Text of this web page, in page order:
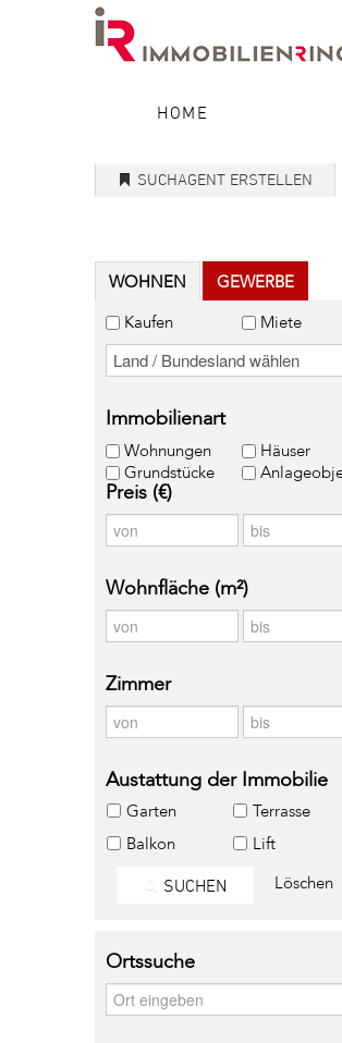
HOME
SUCHAGENT ERSTELLEN
WOHNEN
GEWERBE
Kaufen
Miete
Immobilienart
Wohnungen
Häuser
Grundstücke
Preis (€)
Wohnfläche (m²)
Zimmer
Austattung der Immobilie
Garten
Terrasse
Balkon
Lift
SUCHEN Löschen
Ortssuche